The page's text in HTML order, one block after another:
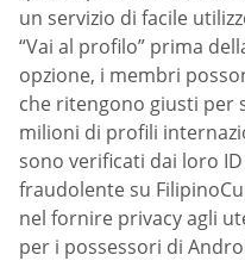
un servizio di facile
“Vai al profilo” prima
opzione, i membri
che ritengono giusti per
milioni di profili
sono verificati dai loro
fraudolente su
nel fornire privacy agli
per i possessori di